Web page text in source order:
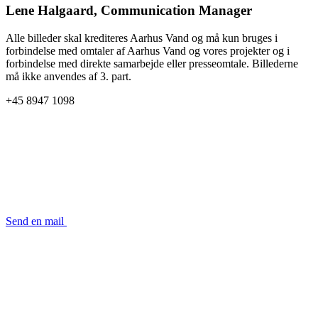
Lene Halgaard, Communication Manager
Alle billeder skal krediteres Aarhus Vand og må kun bruges i
forbindelse med omtaler af Aarhus Vand og vores projekter og i
forbindelse med direkte samarbejde eller presseomtale. Billederne
må ikke anvendes af 3. part.
+45 8947 1098
Send en mail